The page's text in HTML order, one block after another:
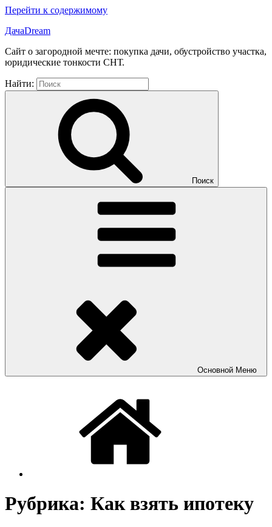
Перейти к содержимому
ДачаDream
Сайт о загородной мечте: покупка дачи, обустройство участка,
юридические тонкости СНТ.
Найти:
Поиск
Основной Меню
Рубрика: Как взять ипотеку